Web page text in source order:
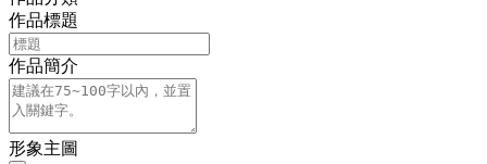
作品標題
作品簡介
形象主圖